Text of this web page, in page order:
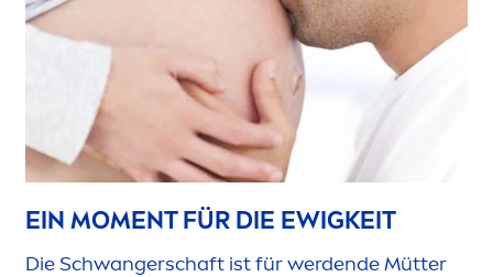
EIN MOMENT FÜR DIE EWIGKEIT
Die Schwangerschaft ist für werdende Mütter